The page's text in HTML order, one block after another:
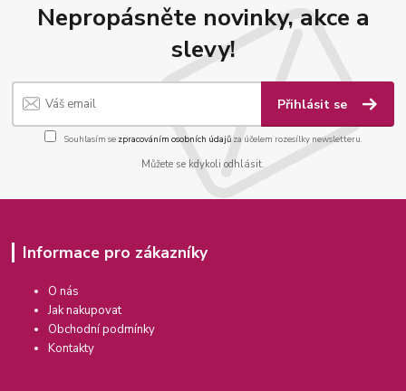
Nepropásněte novinky, akce a
slevy!
Přihlásit se
Souhlasím se zpracováním osobních údajůza účelem rozesílky newsletteru.
Můžete se kdykoli odhlásit.
Informace pro zákazníky
O nás
Jak nakupovat
Obchodní podmínky
Kontakty